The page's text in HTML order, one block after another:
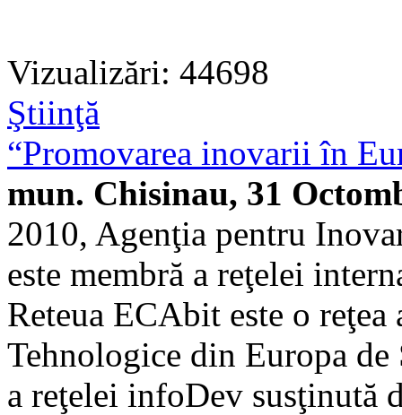
Vizualizări: 44698
Ştiinţă
“Promovarea inovarii în
mun. Chisinau, 31
2010, Agenţia pentru
este membră a reţelei
Reteua ECAbit este o
Tehnologice din Europa
a reţelei infoDev susţinută